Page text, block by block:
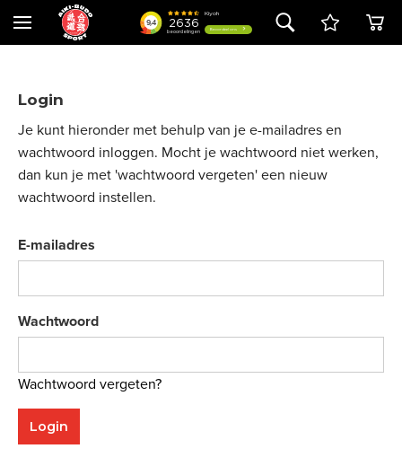
Login
Je kunt hieronder met behulp van je e-mailadres en
wachtwoord inloggen. Mocht je wachtwoord niet werken,
dan kun je met 'wachtwoord vergeten' een nieuw
wachtwoord instellen.
E-mailadres
Wachtwoord
Wachtwoord vergeten?